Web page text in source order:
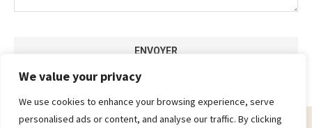
We value your privacy
We use cookies to enhance your browsing experience, serve
personalised ads or content, and analyse our traffic. By clicking